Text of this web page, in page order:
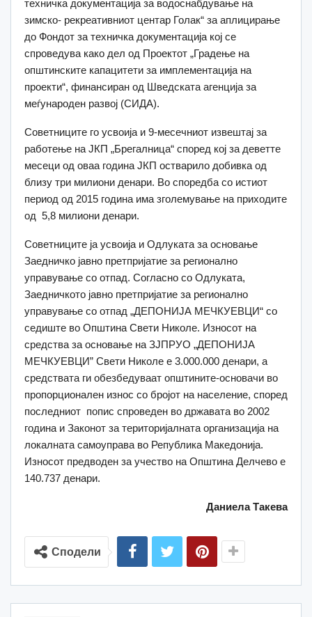
техничка документација за водоснабдување на
зимско- рекреативниот центар Голак“ за аплицирање
до Фондот за техничка документација кој се
спроведува како дел од Проектот „Градење на
општинските капацитети за имплементација на
проекти“, финансиран од Шведската агенција за
меѓународен развој (СИДА).
Советниците го усвоија и 9-месечниот извештај за
работење на ЈКП „Брегалница“ според кој за деветте
месеци од оваа година ЈКП остварило добивка од
близу три милиони денари. Во споредба со истиот
период од 2015 година има зголемување на приходите
од 5,8 милиони денари.
Советниците ја усвоија и Одлуката за основање
Заедничко јавно претпријатие за регионално
управување со отпад. Согласно со Одлуката,
Заедничкото јавно претпријатие за регионално
управување со отпад „ДЕПОНИЈА МЕЧКУЕВЦИ“ сo
седиште во Општина Свети Николе. Износот на
средства за основање на ЗЈПРУО „ДЕПОНИЈА
МЕЧКУЕВЦИ” Свети Николе е 3.000.000 денари, а
средствата ги обезбедуваат општините-основачи во
пропорционален износ со бројот на население, според
последниот попис спроведен во државата во 2002
година и Законот за територијалната организација на
локалната самоуправа во Република Македонија.
Износот предводен за учество на Општина Делчево е
140.737 денари.
Даниела Такева
Сподели